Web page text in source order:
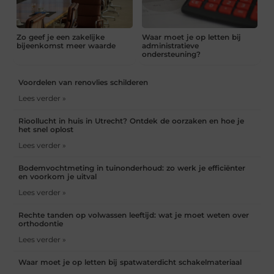
Zo geef je een zakelijke
bijeenkomst meer waarde
Waar moet je op letten bij
administratieve
ondersteuning?
Voordelen van renovlies schilderen
Lees verder »
Rioollucht in huis in Utrecht? Ontdek de oorzaken en hoe je
het snel oplost
Lees verder »
Bodemvochtmeting in tuinonderhoud: zo werk je efficiënter
en voorkom je uitval
Lees verder »
Rechte tanden op volwassen leeftijd: wat je moet weten over
orthodontie
Lees verder »
Waar moet je op letten bij spatwaterdicht schakelmateriaal